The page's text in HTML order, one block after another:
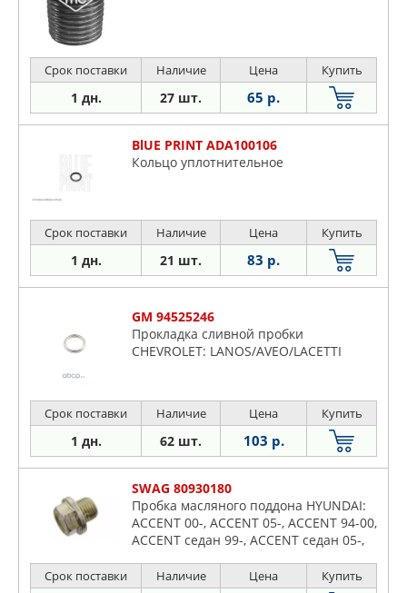
Срок поставки Наличие Цена Купить
1 дн. 27 шт. 65 р.
BlUE PRINT ADA100106
Кольцо уплотнительное
Срок поставки Наличие Цена Купить
1 дн. 21 шт. 83 р.
GM 94525246
Прокладка сливной пробки
CHEVROLET: LANOS/AVEO/LACETTI
Срок поставки Наличие Цена Купить
1 дн. 62 шт. 103 р.
SWAG 80930180
Пробка масляного поддона HYUNDAI:
ACCENT 00-, ACCENT 05-, ACCENT 94-00,
ACCENT седан 99-, ACCENT седан 05-,
PRIME 99-, CENTENNIAL 99-,
Срок поставки Наличие Цена Купить